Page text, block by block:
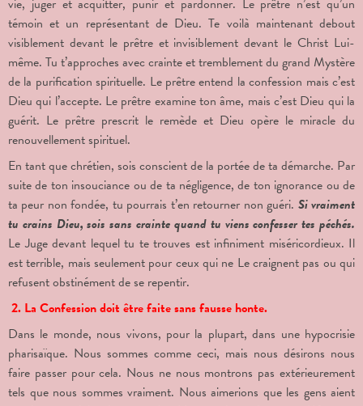
témoin et un représentant de Dieu. Te voilà maintenant debout
visiblement devant le prêtre et invisiblement devant le Christ Lui-
même. Tu t’approches avec crainte et tremblement du grand Mystère
de la purification spirituelle. Le prêtre entend la confession mais c’est
Dieu qui l’accepte. Le prêtre examine ton âme, mais c’est Dieu qui la
guérit. Le prêtre prescrit le remède et Dieu opère le miracle du
renouvellement spirituel.
En tant que chrétien, sois conscient de la portée de ta démarche. Par
suite de ton insouciance ou de ta négligence, de ton ignorance ou de
ta peur non fondée, tu pourrais t’en retourner non guéri. Si vraiment
tu crains Dieu, sois sans crainte quand tu viens confesser tes péchés.
Le Juge devant lequel tu te trouves est infiniment miséricordieux. Il
est terrible, mais seulement pour ceux qui ne Le craignent pas ou qui
refusent obstinément de se repentir.
2. La Confession doit être faite sans fausse honte.
Dans le monde, nous vivons, pour la plupart, dans une hypocrisie
pharisaïque. Nous sommes comme ceci, mais nous désirons nous
faire passer pour cela. Nous ne nous montrons pas extérieurement
tels que nous sommes vraiment. Nous aimerions que les gens aient